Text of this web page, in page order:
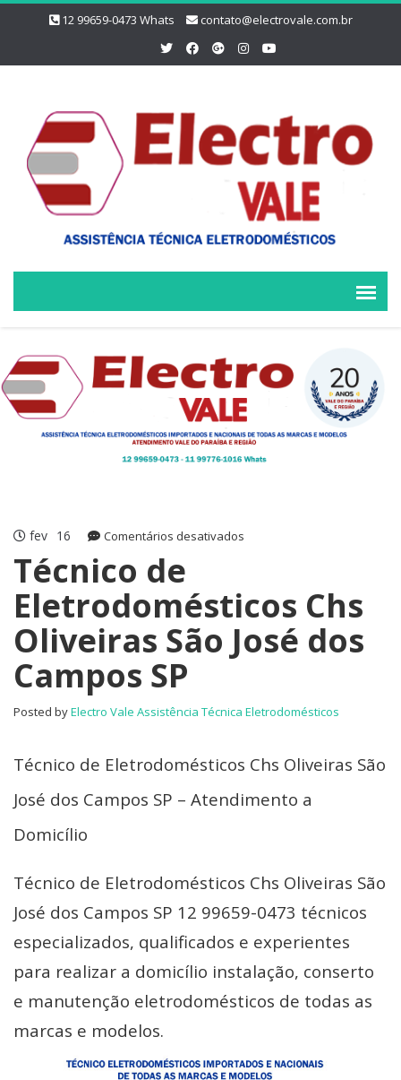
12 99659-0473 Whats contato@electrovale.com.br
fev 16 Comentários desativados
Eletrodomésticos
Chs
Oliveiras
São
Campos
Técnico de
Eletrodomésticos Chs
Oliveiras São José dos
Campos SP
Posted byElectro Vale Assistência Técnica Eletrodomésticos
Técnico de Eletrodomésticos Chs Oliveiras São
José dos Campos SP – Atendimento a
Domicílio
Técnico de Eletrodomésticos Chs Oliveiras São
José dos Campos SP 12 99659-0473 técnicos
especializados, qualificados e experientes
para realizar a domicílio instalação, conserto
e manutenção eletrodomésticos de todas as
marcas e modelos.